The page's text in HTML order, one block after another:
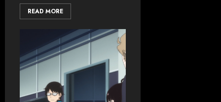
READ MORE